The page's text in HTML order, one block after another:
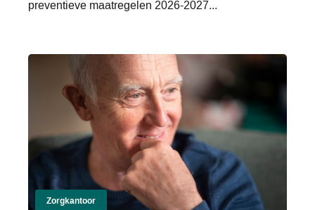
preventieve maatregelen 2026-2027...
Zorgkantoor